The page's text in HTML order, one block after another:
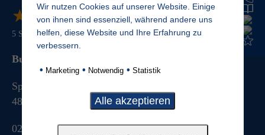
★
★★★★
★ ★★★★
5 Sterne von888Bewertungen
Budde Grabmale GmbH & Co. KG
025813076
Splieterstrasse 41
48231
Wir nutzen Cookies auf unserer Website. Einige
von ihnen sind essenziell, während andere uns
helfen, diese Website und Ihre Erfahrung zu
verbessern.
• Marketing • Notwendig • Statistik